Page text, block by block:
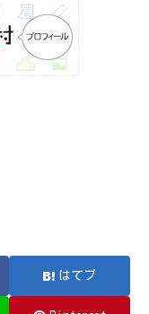
はてブ